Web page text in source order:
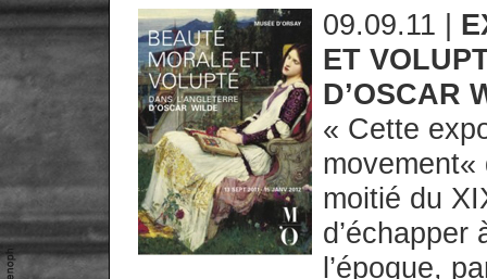
09.09.11 |
ET
D’OSCAR
« Cette
movement«
moitié du
d’échapper
l’époque,